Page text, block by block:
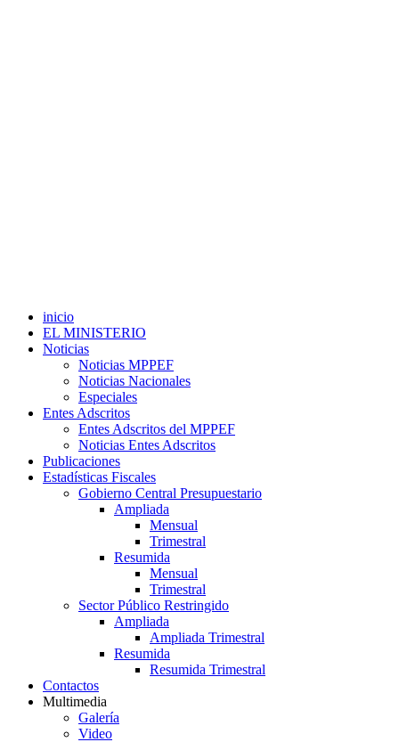
inicio
EL MINISTERIO
Noticias
Noticias MPPEF
Noticias Nacionales
Especiales
Entes Adscritos
Entes Adscritos del MPPEF
Noticias Entes Adscritos
Publicaciones
Estadísticas Fiscales
Gobierno Central Presupuestario
Ampliada
Mensual
Trimestral
Resumida
Mensual
Trimestral
Sector Público Restringido
Ampliada
Ampliada Trimestral
Resumida
Resumida Trimestral
Contactos
Multimedia
Galería
Video